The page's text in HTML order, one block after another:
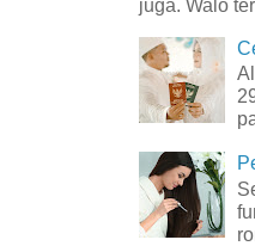
juga. Walo